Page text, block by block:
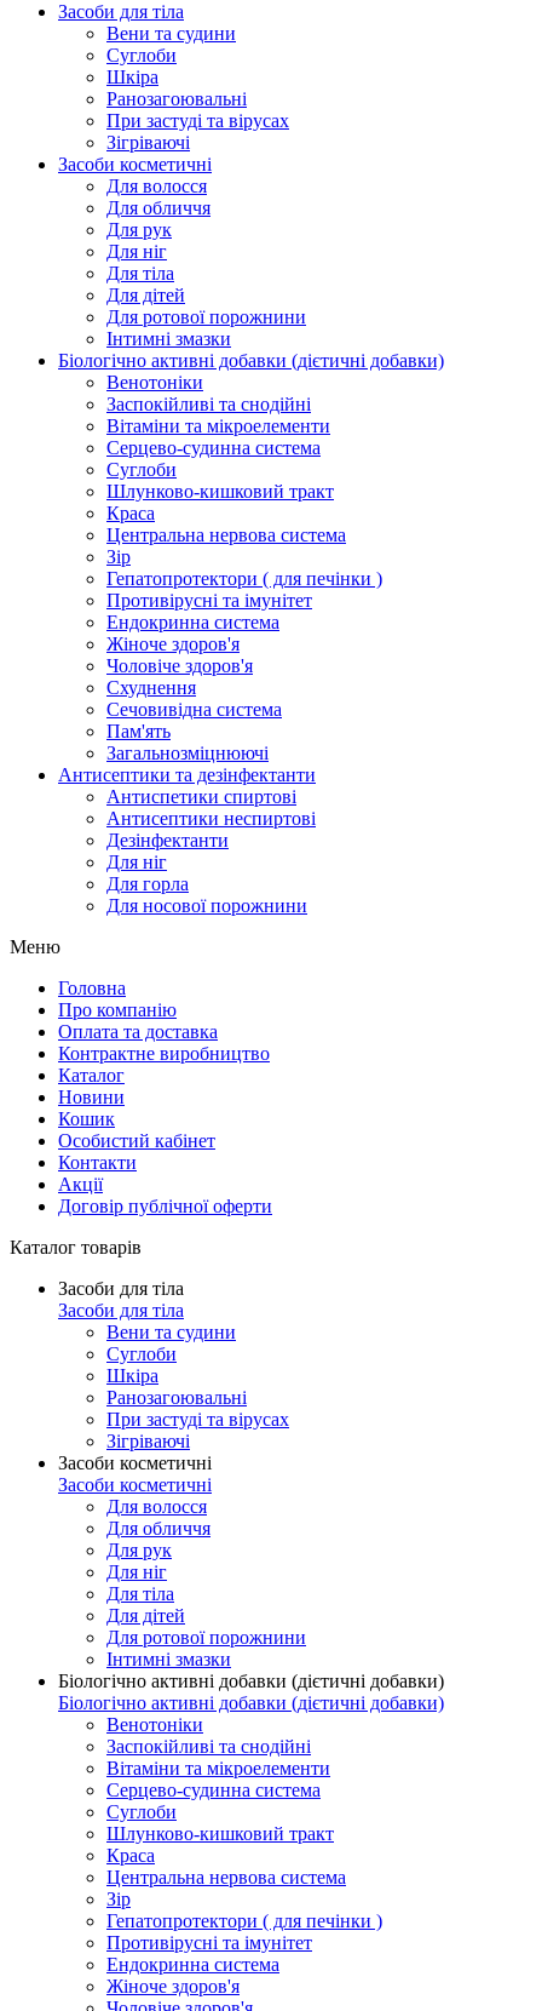
Засоби для тіла
Вени та судини
Суглоби
Шкіра
Ранозагоювальні
При застуді та вірусах
Зігріваючі
Засоби косметичні
Для волосся
Для обличчя
Для рук
Для ніг
Для тіла
Для дітей
Для ротової порожнини
Інтимні змазки
Біологічно активні добавки (дієтичні добавки)
Венотоніки
Заспокійливі та снодійні
Вітаміни та мікроелементи
Серцево-судинна система
Суглоби
Шлунково-кишковий тракт
Краса
Центральна нервова система
Зір
Гепатопротектори ( для печінки )
Противірусні та імунітет
Ендокринна система
Жіноче здоров'я
Чоловіче здоров'я
Схуднення
Сечовивідна система
Пам'ять
Загальнозміцнюючі
Антисептики та дезінфектанти
Антиспетики спиртові
Антисептики неспиртові
Дезінфектанти
Для ніг
Для горла
Для носової порожнини
Меню
Головна
Про компанію
Оплата та доставка
Контрактне виробництво
Каталог
Новини
Кошик
Особистий кабінет
Контакти
Акції
Договір публічної оферти
Каталог товарів
Засоби для тіла
Засоби для тіла
Вени та судини
Суглоби
Шкіра
Ранозагоювальні
При застуді та вірусах
Зігріваючі
Засоби косметичні
Засоби косметичні
Для волосся
Для обличчя
Для рук
Для ніг
Для тіла
Для дітей
Для ротової порожнини
Інтимні змазки
Біологічно активні добавки (дієтичні добавки)
Біологічно активні добавки (дієтичні добавки)
Венотоніки
Заспокійливі та снодійні
Вітаміни та мікроелементи
Серцево-судинна система
Суглоби
Шлунково-кишковий тракт
Краса
Центральна нервова система
Зір
Гепатопротектори ( для печінки )
Противірусні та імунітет
Ендокринна система
Жіноче здоров'я